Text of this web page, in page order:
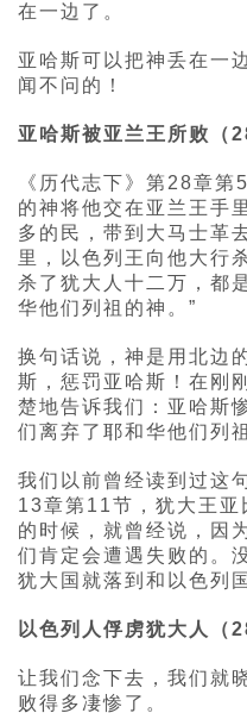
在一边了。
亚哈斯可以把神丢在一
闻不问的！
亚哈斯被亚兰王所败（
《历代志下》第28章
的神将他交在亚兰王手
多的民，带到大马士革
里，以色列王向他大行
杀了犹大人十二万，都
华他们列祖的神。”
换句话说，神是用北边
斯，惩罚亚哈斯！在刚
楚地告诉我们：亚哈斯
们离弃了耶和华他们列
我们以前曾经读到过这
13章第11节，犹大王亚
的时候，就曾经说，因
们肯定会遭遇失败的。
犹大国就落到和以色列
以色列人俘虏犹大人（
让我们念下去，我们就
败得多凄惨了。